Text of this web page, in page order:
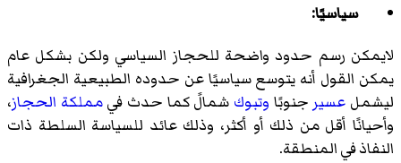
سياسيًا:
لايمكن رسم حدود واضحة للحجاز السياسي ولكن بشكل عام
يمكن القول أنه يتوسع سياسيًا عن حدوده الطبيعية الجغرافية
ليشمل عسير جنوبًا وتبوك شمالً كما حدث فيمملكة الحجاز،
وأحيانًا أقل من ذلك أو أكثر، وذلك عائد للسياسة السلطة ذات
النفاذ في المنطقة.